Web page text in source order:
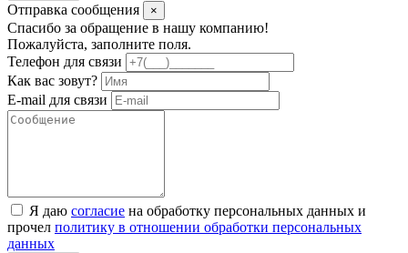
Отправка сообщения ×
Спасибо за обращение в нашу компанию!
Пожалуйста, заполните поля.
Телефон для связи
Как вас зовут?
E-mail для связи
Я даю согласие на обработку персональных данных и
прочел политику в отношении обработки персональных
данных